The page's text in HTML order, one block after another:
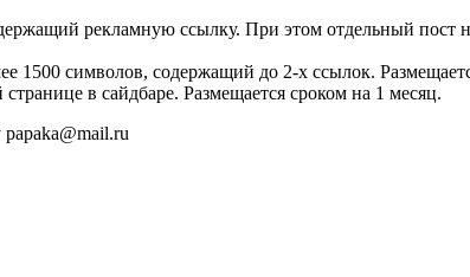
рекламную ссылку. При этом отдельный пост
символов, содержащий до 2-х ссылок.
в сайдбаре. Размещается сроком на 1 месяц.